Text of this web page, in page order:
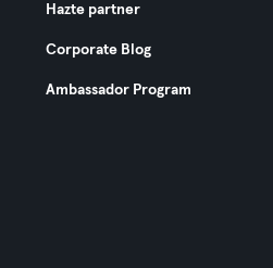
Hazte partner
Corporate Blog
Ambassador Program